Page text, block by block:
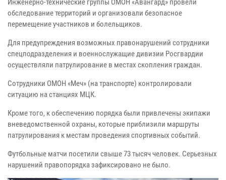
Инженерно-технические группы ОМОН «Авангард» провели
обследование территорий и организовали безопасное
перемещение участников и болельщиков.
Для предупреждения возможных правонарушений сотрудники
спецподразделения и военнослужащие дивизии Росгвардии
осуществляли патрулирование в местах скопления граждан.
Сотрудники ОМОН «Меч» (на транспорте) контролировали
ситуацию на станциях МЦК.
Кроме того, к обеспечению порядка были привлечены экипажи
вневедомственной охраны, которые приблизили маршруты
патрулирования к местам проведения спортивных событий.
Футбольные матчи посетили свыше 73 тысяч человек. Серьезных
нарушений правопорядка зафиксировано не было.